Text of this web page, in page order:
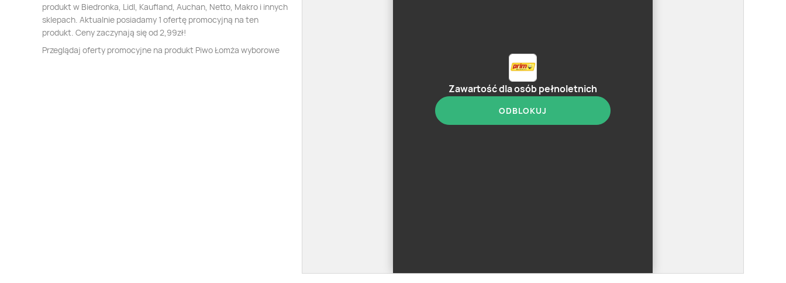
produkt w Biedronka, Lidl, Kaufland, Auchan, Netto, Makro i innych
sklepach. Aktualnie posiadamy 1 ofertę promocyjną na ten
produkt. Ceny zaczynają się od 2,99zł!
Przeglądaj oferty promocyjne na produkt Piwo Łomża wyborowe
Zawartość dla osób pełnoletnich
ODBLOKUJ